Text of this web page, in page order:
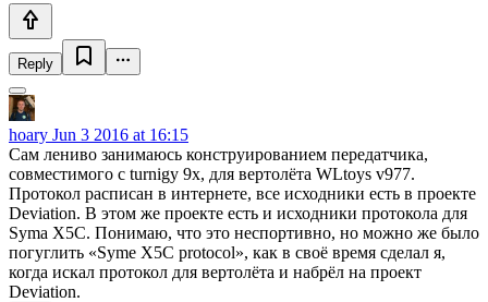
Reply
hoary Jun 3 2016 at 16:15
Сам лениво занимаюсь конструированием передатчика,
совместимого с turnigy 9x, для вертолёта WLtoys v977.
Протокол расписан в интернете, все исходники есть в проекте
Deviation. В этом же проекте есть и исходники протокола для
Syma X5C. Понимаю, что это неспортивно, но можно же было
погуглить «Syme X5C protocol», как в своё время сделал я,
когда искал протокол для вертолёта и набрёл на проект
Deviation.